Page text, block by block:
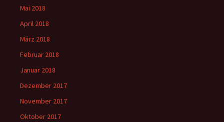
Mai 2018
April 2018
März 2018
Februar 2018
Januar 2018
Dezember 2017
November 2017
Oktober 2017